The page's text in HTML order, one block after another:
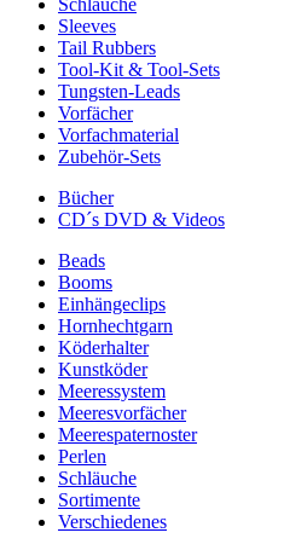
Sleeves
Tail Rubbers
Tool-Kit & Tool-Sets
Tungsten-Leads
Vorfächer
Vorfachmaterial
Zubehör-Sets
Bücher
CD´s DVD & Videos
Beads
Booms
Einhängeclips
Hornhechtgarn
Köderhalter
Kunstköder
Meeressystem
Meeresvorfächer
Meerespaternoster
Perlen
Schläuche
Sortimente
Verschiedenes